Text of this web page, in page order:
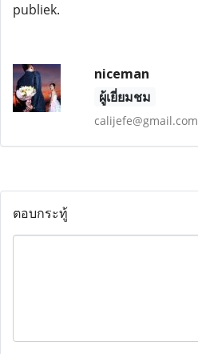
publiek.
niceman
ผู้เยี่ยมชม
calijefe@gmail.com
ตอบกระทู้